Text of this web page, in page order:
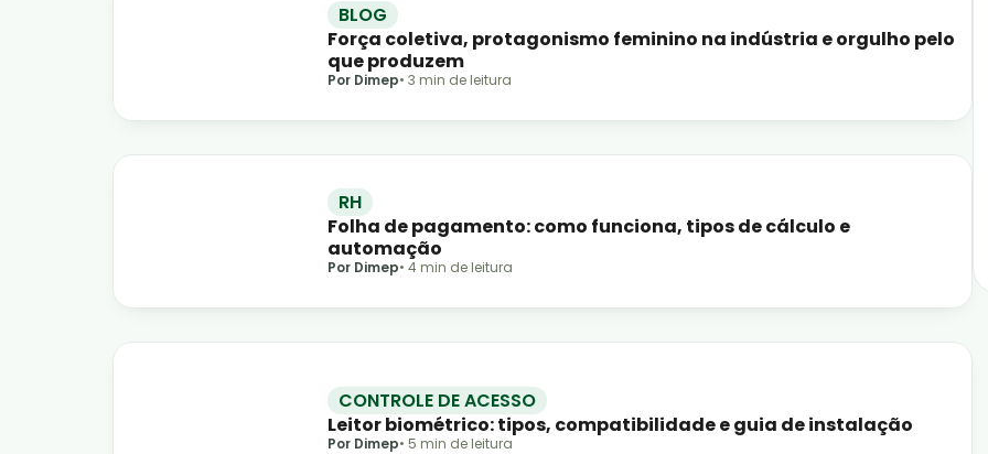
BLOG
Força coletiva, protagonismo feminino na indústria e orgulho pelo
que produzem
Por Dimep• 3 min de leitura
RH
Folha de pagamento: como funciona, tipos de cálculo e
automação
Por Dimep• 4 min de leitura
CONTROLE DE ACESSO
Leitor biométrico: tipos, compatibilidade e guia de instalação
Por Dimep• 5 min de leitura